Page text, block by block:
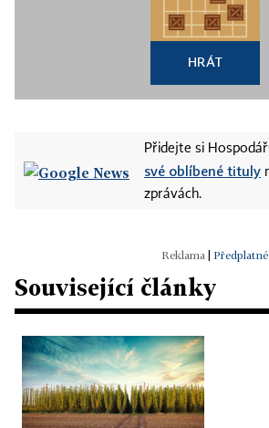
HRÁT
Přidejte si
své oblíbené tituly
zprávách.
Související články